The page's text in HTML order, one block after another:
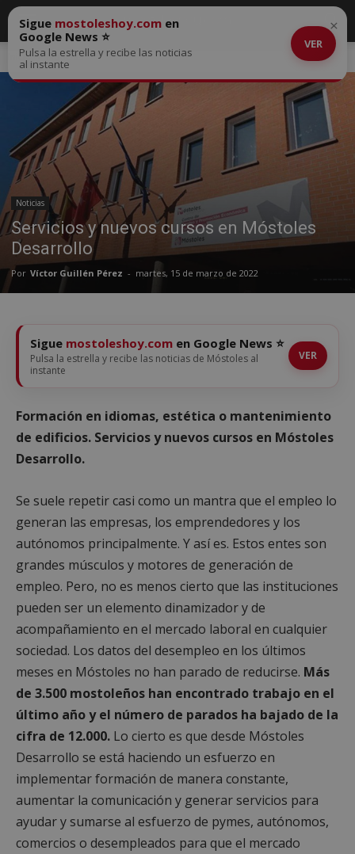
Inicio Noticias
Noticias
Servicios y nuevos cursos en Móstoles
Desarrollo
Por Víctor Guillén Pérez - martes, 15 de marzo de 2022
Sigue mostoleshoy.com en
Google News ⭐
Pulsa la estrella y recibe las noticias
al instante
VER
×
Sigue mostoleshoy.com en Google News ⭐
Pulsa la estrella y recibe las noticias de Móstoles al
instante
VER
Formación en idiomas, estética o mantenimiento
de edificios. Servicios y nuevos cursos en Móstoles
Desarrollo.
Se suele repetir casi como un mantra que el empleo lo
generan las empresas, los emprendedores y los
autónomos principalmente. Y así es. Estos entes son
grandes músculos y motores de generación de
empleo. Pero, no es menos cierto que las instituciones
pueden ser un elemento dinamizador y de
acompañamiento en el mercado laboral en cualquier
sociedad. Los datos del desempleo en los últimos
meses en Móstoles no han parado de reducirse. Más
de 3.500 mostoleños han encontrado trabajo en el
último año y el número de parados ha bajado de la
cifra de 12.000. Lo cierto es que desde Móstoles
Desarrollo se está haciendo un esfuerzo en
implementar formación de manera constante,
aumentar la comunicación y generar servicios para
ayudar y sumarse al esfuerzo de pymes, autónomos,
comercios o desempleados para que el mercado